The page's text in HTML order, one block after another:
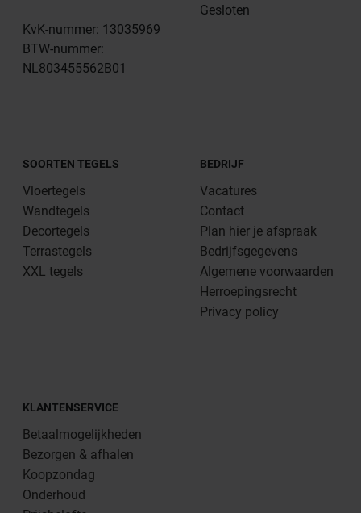
KvK-nummer: 13035969
BTW-nummer:
NL803455562B01
Gesloten
SOORTEN TEGELS
Vloertegels
Wandtegels
Decortegels
Terrastegels
XXL tegels
BEDRIJF
Vacatures
Contact
Plan hier je afspraak
Bedrijfsgegevens
Algemene voorwaarden
Herroepingsrecht
Privacy policy
KLANTENSERVICE
Betaalmogelijkheden
Bezorgen & afhalen
Koopzondag
Onderhoud